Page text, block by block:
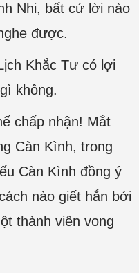
Nhi, bất cứ lời nào
được.
Khắc Tư có lợi
không.
chấp nhận! Mắt
Càn Kình, trong
Càn Kình đồng ý
nào giết hắn bởi
thành viên vong